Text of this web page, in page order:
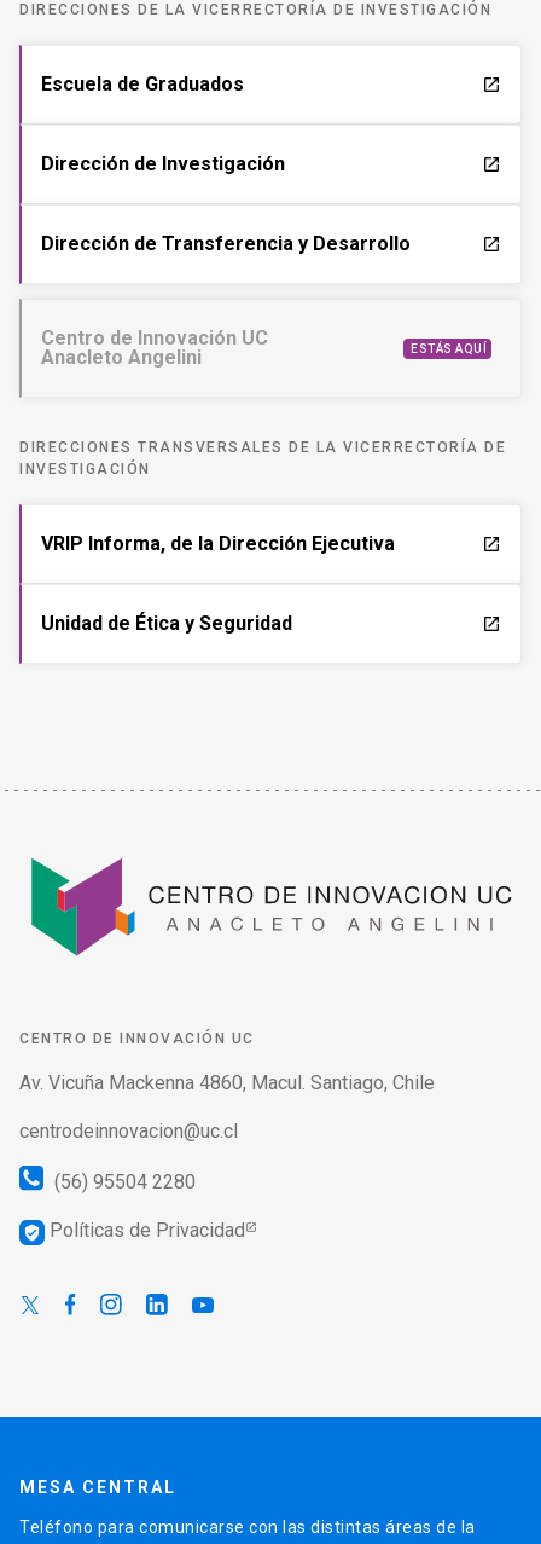
DIRECCIONES DE LA VICERRECTORÍA DE INVESTIGACIÓN
Escuela de Graduados launch
Dirección de Investigación launch
Dirección de Transferencia y Desarrollo launch
Centro de Innovación UC
Anacleto Angelini
ESTÁS AQUÍ
DIRECCIONES TRANSVERSALES DE LA VICERRECTORÍA DE
INVESTIGACIÓN
VRIP Informa, de la Dirección Ejecutiva launch
Unidad de Ética y Seguridad launch
CENTRO DE INNOVACIÓN UC
Av. Vicuña Mackenna 4860, Macul. Santiago, Chile
centrodeinnovacion@uc.cl
(56) 95504 2280
verified_user Políticas de Privacidad
MESA CENTRAL
Teléfono para comunicarse con las distintas áreas de la